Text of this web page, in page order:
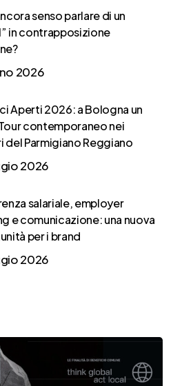
senso parlare di un
in contrapposizione
2026
Aperti 2026: a Bologna un
contemporaneo nei
del Parmigiano Reggiano
2026
salariale, employer
e comunicazione: una nuova
per i brand
2026